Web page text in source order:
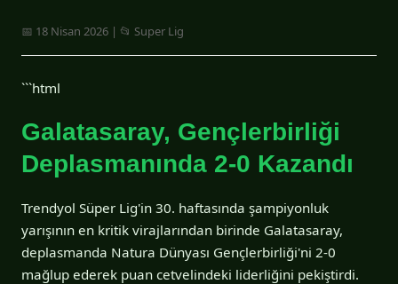
📅 18 Nisan 2026 | 📂 Super Lig
```html
Galatasaray, Gençlerbirliği
Deplasmanında 2-0 Kazandı
Trendyol Süper Lig'in 30. haftasında şampiyonluk
yarışının en kritik virajlarından birinde Galatasaray,
deplasmanda Natura Dünyası Gençlerbirliği'ni 2-0
mağlup ederek puan cetvelindeki liderliğini pekiştirdi.